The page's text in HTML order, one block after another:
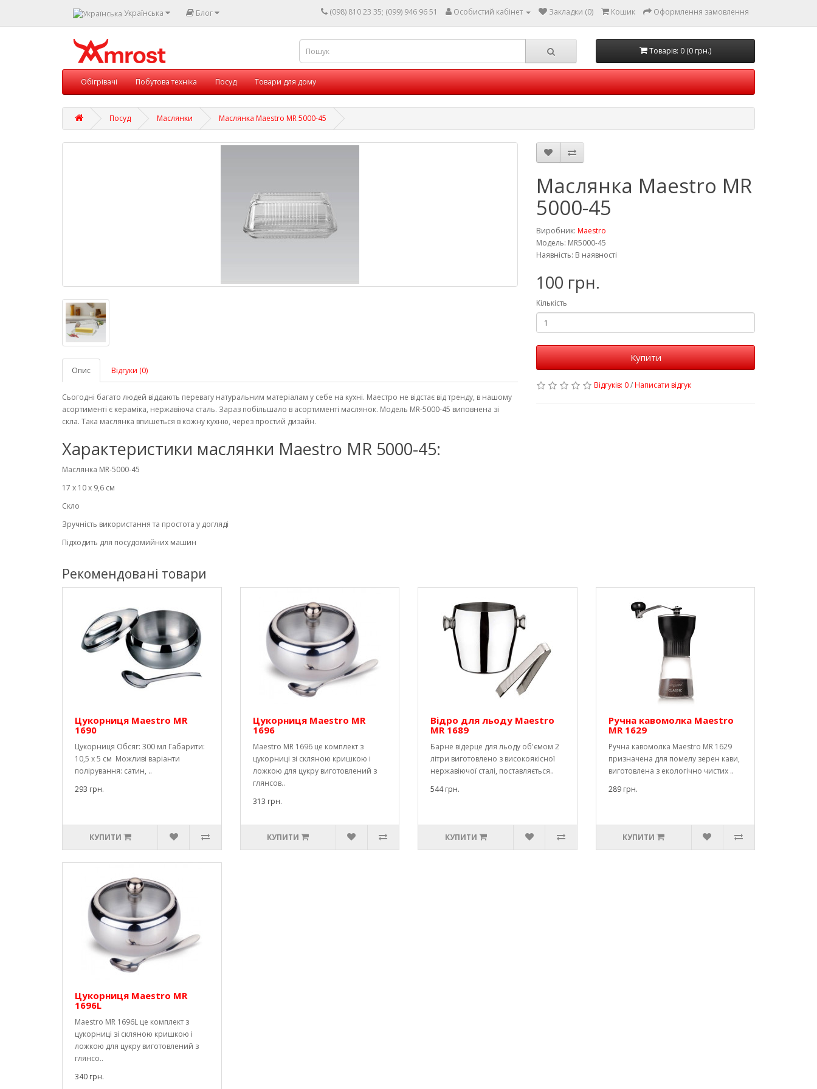
Українська Блог (098) 810 23 35; (099) 946 96 51 Особистий кабінет Закладки (0) Кошик Оформлення замовлення
Товарів: 0 (0 грн.)
Обігрівачі Побутова техніка Посуд Товари для дому
Посуд Маслянки Маслянка Maestro MR 5000-45
Опис Відгуки (0)
Сьогодні багато людей віддають перевагу натуральним матеріалам у себе на кухні. Маестро не відстає від тренду, в нашому
асортименті є кераміка, нержавіюча сталь. Зараз побільшало в асортименті маслянок. Модель MR-5000-45 виповнена зі
скла. Така маслянка впишеться в кожну кухню, через простий дизайн.
Характеристики маслянки Maestro MR 5000-45:
Маслянка MR-5000-45
17 х 10 х 9,6 см
Скло
Зручність використання та простота у догляді
Підходить для посудомийних машин
Маслянка Maestro MR
5000-45
Виробник: Maestro
Модель: MR5000-45
Наявність: В наявності
100 грн.
Кількість
Купити
Відгуків: 0/Написати відгук
Рекомендовані товари
Цукорниця Maestro MR
1690
Цукорниця Обсяг: 300 мл Габарити:
10,5 х 5 см Можливі варіанти
полірування: сатин, ..
293 грн.
КУПИТИ
Цукорниця Maestro MR
1696
Maestro MR 1696 це комплект з
цукорниці зі скляною кришкою і
ложкою для цукру виготовлений з
глянсов..
313 грн.
КУПИТИ
Відро для льоду Maestro
MR 1689
Барне відерце для льоду об'ємом 2
літри виготовлено з високоякісної
нержавіючої сталі, поставляється..
544 грн.
КУПИТИ
Ручна кавомолка Maestro
MR 1629
Ручна кавомолка Maestro MR 1629
призначена для помелу зерен кави,
виготовлена ​​з екологічно чистих ..
289 грн.
КУПИТИ
Цукорниця Maestro MR
1696L
Maestro MR 1696L це комплект з
цукорниці зі скляною кришкою і
ложкою для цукру виготовлений з
глянсо..
340 грн.